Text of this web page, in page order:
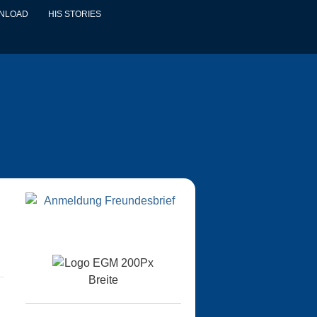
HIS STORIES